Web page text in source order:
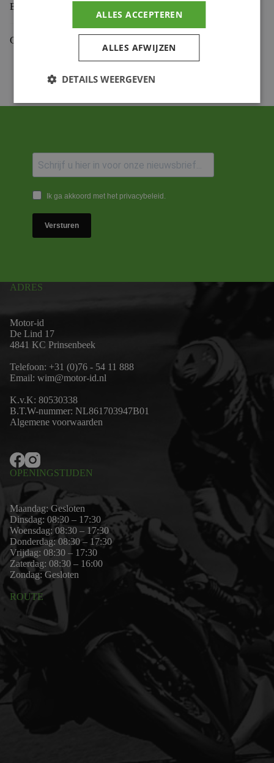
Beoordelingen (0)
Gekoppelde Motoren
Ik ga akkoord met het privacybeleid.
Versturen
ADRES
Motor-id
De Lind 17
4841 KC Prinsenbeek
Telefoon: +31 (0)76 - 54 11 888
Email: wim@motor-id.nl
K.v.K: 80530338
B.T.W-nummer: NL861703947B01
Algemene voorwaarden
OPENINGSTIJDEN
Maandag: Gesloten
Dinsdag: 08:30 – 17:30
Woensdag: 08:30 – 17:30
Donderdag: 08:30 – 17:30
Vrijdag: 08:30 – 17:30
Zaterdag: 08:30 – 16:00
Zondag: Gesloten
ROUTE
ALLES ACCEPTEREN
ALLES AFWIJZEN
DETAILS WEERGEVEN